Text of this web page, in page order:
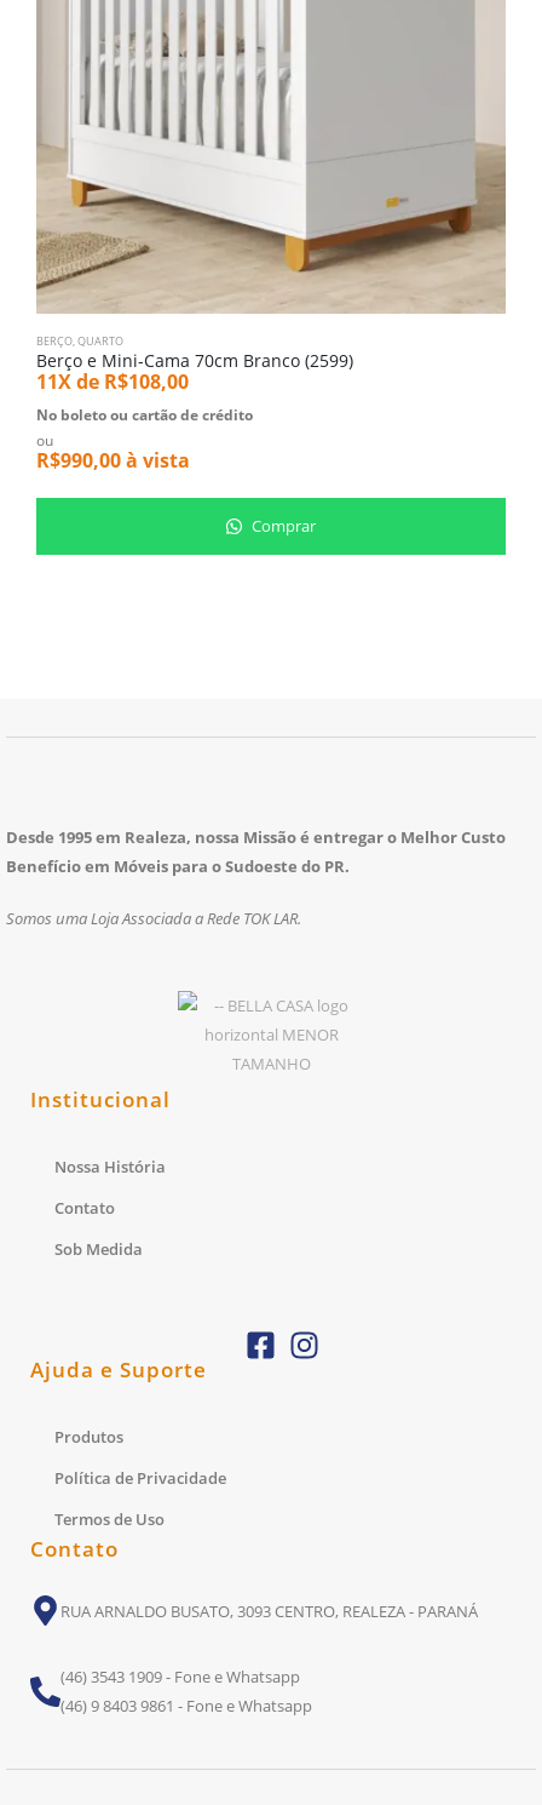
BERÇO QUARTO
Berço e Mini-Cama 70cm Branco (2599)
11X de R$108,00
No boleto ou cartão de crédito
ou
R$990,00à vista
Comprar
Desde 1995 em Realeza, nossa Missão é entregar o Melhor Custo
Benefício em Móveis para o Sudoeste do PR.
Somos uma Loja Associada a Rede TOK LAR.
Institucional
Nossa História
Contato
Sob Medida
Ajuda e Suporte
Produtos
Política de Privacidade
Termos de Uso
Contato
RUA ARNALDO BUSATO, 3093 CENTRO, REALEZA - PARANÁ
(46) 3543 1909 - Fone e Whatsapp
(46) 9 8403 9861 - Fone e Whatsapp